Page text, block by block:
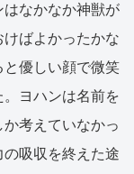
なかなか神獣が
ばよかったかな
と優しい顔で微笑
ヨハンは名前を
考えていなかっ
吸収を終えた途